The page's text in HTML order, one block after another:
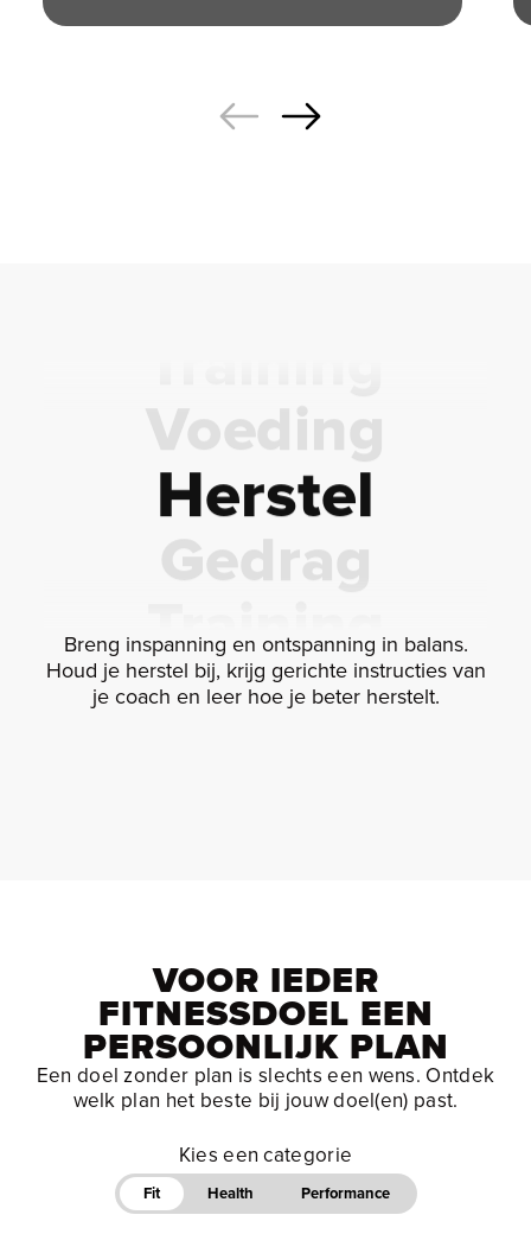
Voeding
Herstel
Gedrag
Voeding
Breng inspanning en ontspanning in balans.
Houd je herstel bij, krijg gerichte instructies van
je coach en leer hoe je beter herstelt.
VOOR IEDER
FITNESSDOEL EEN
PERSOONLIJK PLAN
Een doel zonder plan is slechts een wens. Ontdek
welk plan het beste bij jouw doel(en) past.
Kies een categorie
Fit Health Performance